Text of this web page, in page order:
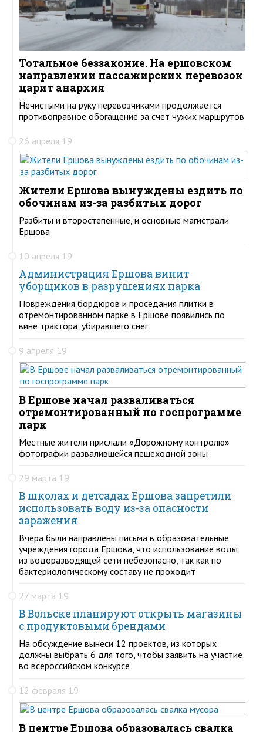
Тотальное беззаконие. На ершовском
направлении пассажирских перевозок
царит анархия
Нечистыми на руку перевозчиками продолжается
противоправное обогащение за счет чужих маршрутов
26 апреля 19
Жители Ершова вынуждены ездить по
обочинам из-за разбитых дорог
Разбиты и второстепенные, и основные магистрали
Ершова
10 апреля 19
Администрация Ершова винит
уборщиков в разрушениях парка
Повреждения бордюров и проседания плитки в
отремонтированном парке в Ершове появились по
вине трактора, убиравшего снег
9 апреля 19
В Ершове начал разваливаться
отремонтированный по госпрограмме
парк
Местные жители прислали «Дорожному контролю»
фотографии развалившейся пешеходной зоны
29 марта 19
В школах и детсадах Ершова запретили
использовать воду из-за опасности
заражения
Вчера были направлены письма в образовательные
учреждения города Ершова, что использование воды
из водоразводящей сети небезопасно, так как по
бактериологическому составу не проходит
27 марта 19
В Вольске планируют открыть магазины
с продуктовыми брендами
На обсуждение вынеси 12 проектов, из которых
должны выбрать 6 для того, чтобы заявить на участие
во всероссийском конкурсе
12 февраля 19
В центре Ершова образовалась свалка